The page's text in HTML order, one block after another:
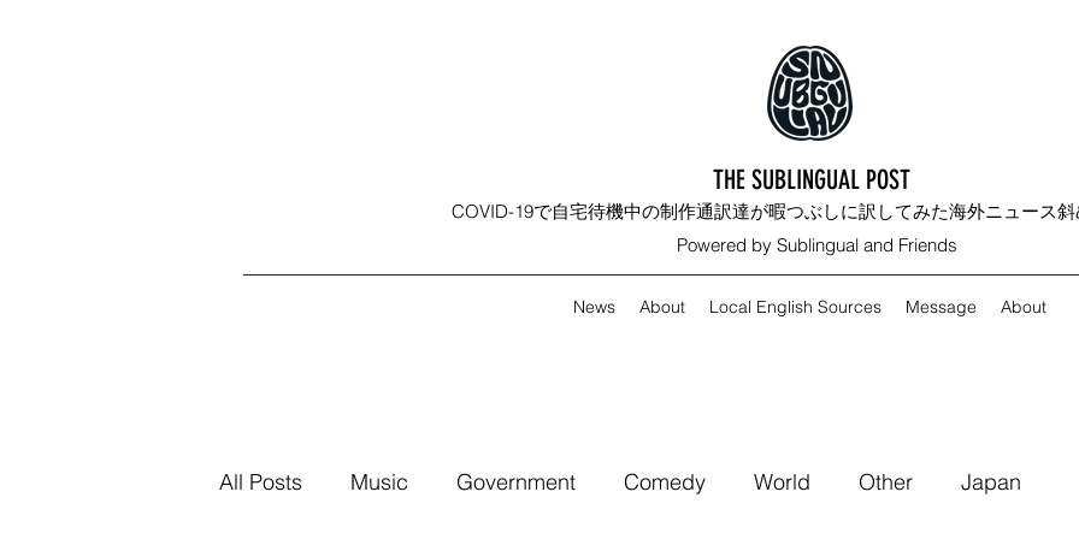
THE SUBLINGUAL POST
COVID-19で自宅待機中の制作通訳達が暇つぶしに訳してみた海外ニュース
Powered by Sublingual and Friends
News About Local English Sources Message About
All Posts Music Government Comedy World Other Japan